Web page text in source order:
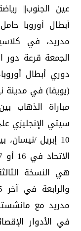
عين الجنوب||
أبطال أوروبا
مدريد، في
الجمعة قرعة دور
دوري أبطال
(يويفا) في مدينة
مباراة الذهاب
10 إبريل /
هي النسخة
في الأدوار